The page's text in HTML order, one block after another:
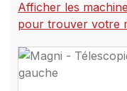
Afficher les
pour trouver votre